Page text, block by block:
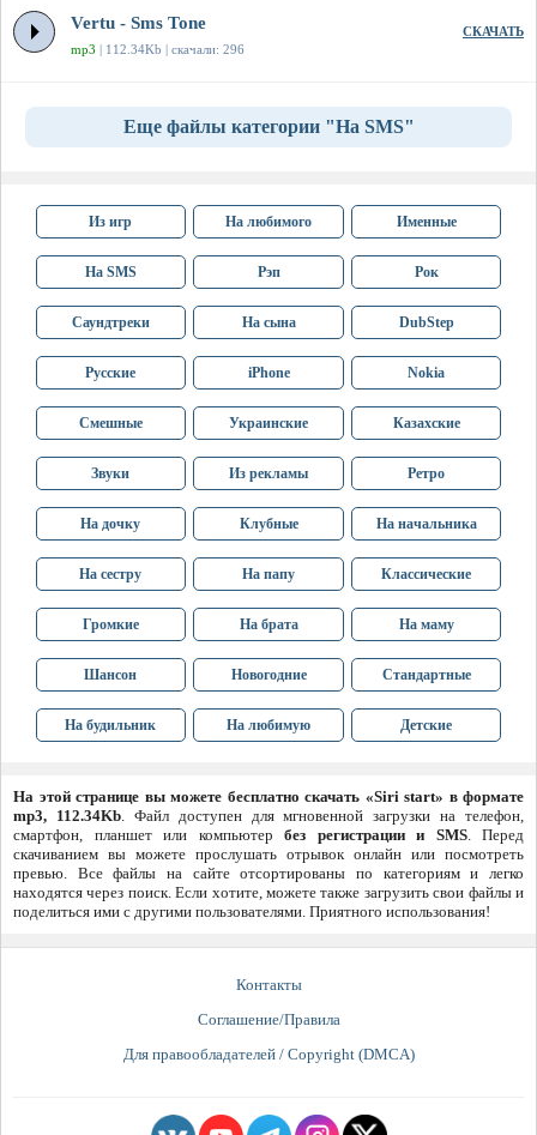
Vertu - Sms Tone
mp3 | 112.34Kb | скачали: 296
СКАЧАТЬ
Еще файлы категории "На SMS"
Из игр На любимого Именные
На SMS Рэп Рок
Саундтреки На сына DubStep
Русские iPhone Nokia
Смешные Украинские Казахские
Звуки Из рекламы Ретро
На дочку Клубные На начальника
На сестру На папу Классические
Громкие На брата На маму
Шансон Новогодние Стандартные
На будильник На любимую Детские
На этой странице вы можете бесплатно скачать «Siri start» в формате
mp3, 112.34Kb. Файл доступен для мгновенной загрузки на телефон,
смартфон, планшет или компьютер без регистрации и SMS. Перед
скачиванием вы можете прослушать отрывок онлайн или посмотреть
превью. Все файлы на сайте отсортированы по категориям и легко
находятся через поиск. Если хотите, можете также загрузить свои файлы и
поделиться ими с другими пользователями. Приятного использования!
Контакты
Соглашение/Правила
Для правообладателей / Copyright (DMCA)